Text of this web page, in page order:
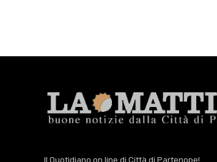
Il Quotidiano on line di Città di Partenope!